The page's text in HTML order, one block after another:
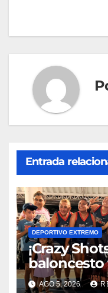
entradas
Entrada
DEPORTIVO EXTREMO
¡Crazy
baloncesto
AGO 5, 2026